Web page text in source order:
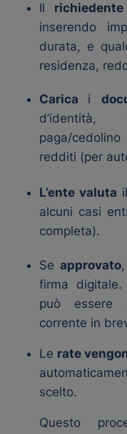
Il
inserendo
durata, e
residenza,
Carica i
paga/
redditi (per
L’ente valuta
alcuni casi
completa).
Se approvato
firma digitale.
può essere
corrente in
Le rate
scelto.
Questo